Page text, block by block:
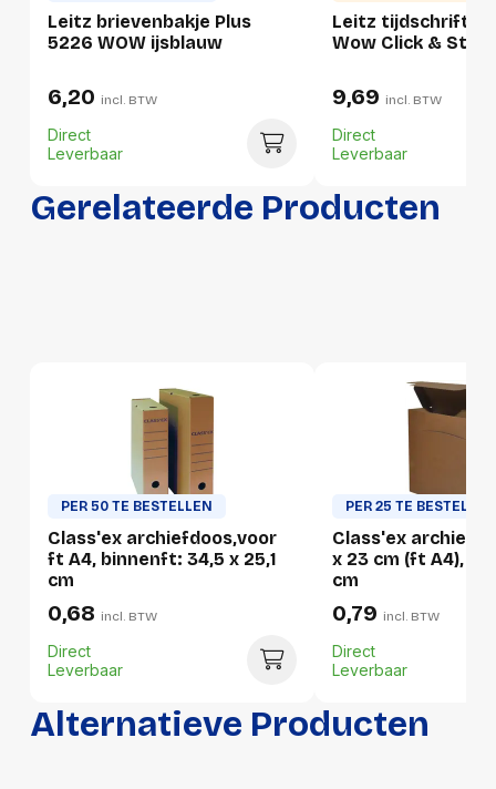
Per stuk
Hoeveelheid:
Breedte:
280 millimeter
Lengte:
375 millimeter
Gewicht:
Gerelateerde Producten
Leitz brievenbakje Plus
5226 WOW ijsblauw
6,20 incl. BTW
Direct
Leverbaar
Leitz
Wow Click &
9,69 incl. BTW
Direct
Leverbaar
Alternatieve Producten
PER 50 TE BESTELLEN
Class'ex archiefdoos,voor
ft A4, binnenft: 34,5 x 25,1
cm
0,68 incl. BTW
Direct
Leverbaar
PER 25 TE BESTELLEN
Class'ex
x 23 cm (ft A4),
cm
0,79 incl. BTW
Direct
Leverbaar